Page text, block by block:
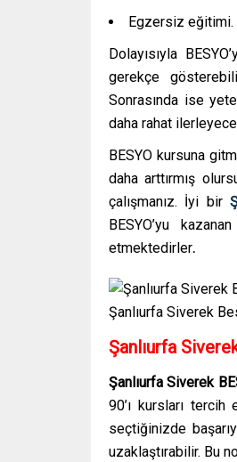
Egzersiz eğitimi.
Dolayısıyla
gerekçe
Sonrasında ise
daha rahat
BESYO kursuna
daha arttırmış
çalışmanız. İyi bir
BESYO’yu
etmektedirler.
Şanlıurfa Siverek
Şanlıurfa
Şanlıurfa Siverek
90’ı kursları
seçtiğinizde
uzaklaştırabilir. Bu